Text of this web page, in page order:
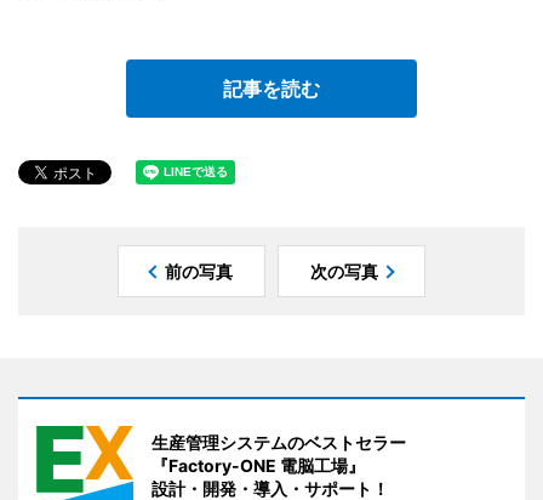
記事を読む
前の写真 次の写真
生産管理システムのベストセラー
『Factory-ONE 電脳工場』
設計・開発・導入・サポート！